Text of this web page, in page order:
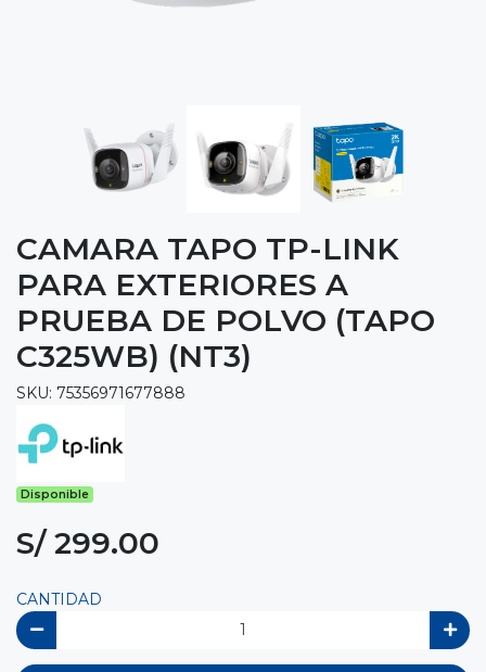
CAMARA TAPO TP-LINK
PARA EXTERIORES A
PRUEBA DE POLVO (TAPO
C325WB) (NT3)
SKU: 75356971677888
Disponible
S/ 299.00
CANTIDAD